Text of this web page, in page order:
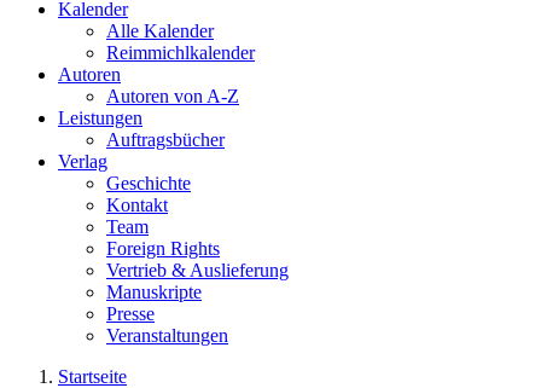
Kalender
Alle Kalender
Reimmichlkalender
Autoren
Autoren von A-Z
Leistungen
Auftragsbücher
Verlag
Geschichte
Kontakt
Team
Foreign Rights
Vertrieb & Auslieferung
Manuskripte
Presse
Veranstaltungen
Startseite